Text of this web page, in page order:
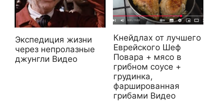
Экспедиция жизни
через непролазные
джунгли Видео
Кнейдлах от лучшего
Еврейского Шеф
Повара + мясо в
грибном соусе +
грудинка,
фаршированная
грибами Видео